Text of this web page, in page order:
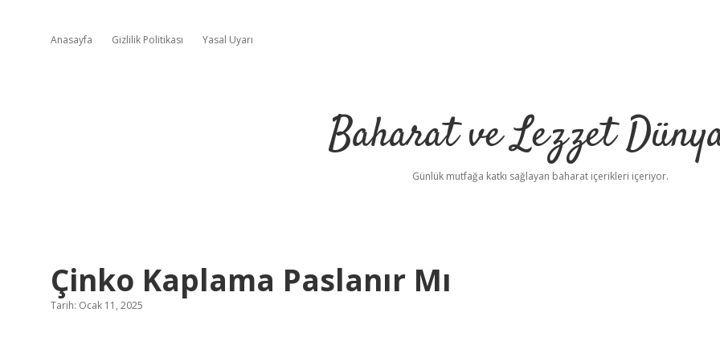
Anasayfa Gizlilik Politikası Yasal Uyarı
Baharat ve Lezzet
Günlük mutfağa katkı sağlayan baharat içerikleri içeriyor.
Çinko Kaplama Paslanır Mı
Tarih: Ocak 11, 2025